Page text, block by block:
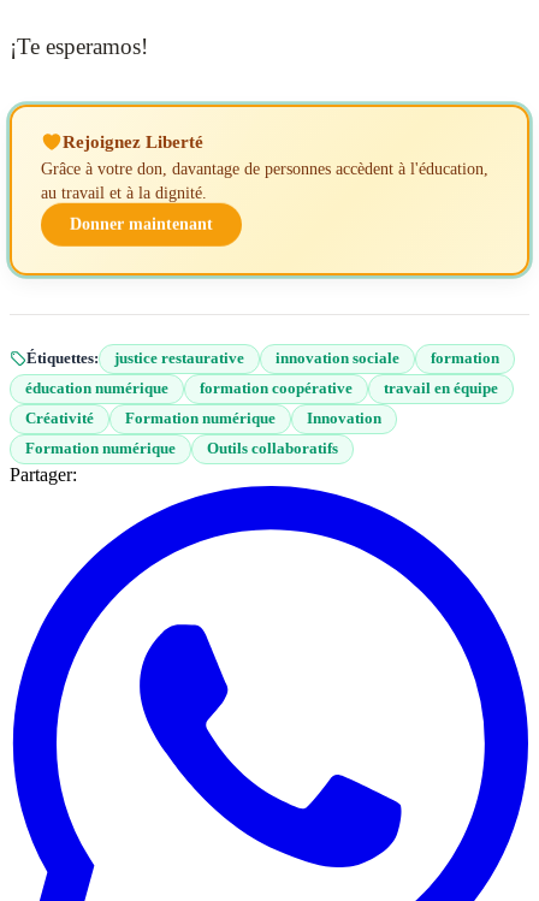
¡Te esperamos!
Rejoignez Liberté
Grâce à votre don, davantage de personnes accèdent à l'éducation,
au travail et à la dignité.
Donner maintenant
Étiquettes: justice restaurative innovation sociale
formation
éducation numérique
formation coopérative
travail en équipe
Créativité
Formation numérique
Innovation
Formation numérique
Outils collaboratifs
Partager: